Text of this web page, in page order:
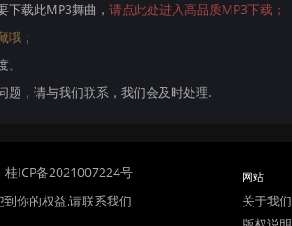
载此MP3舞曲， 请点此处进入高品质MP3下载；
哦 ；
，请与我们联系，我们会及时处理.
桂ICP备2021007224号
你的权益,请联系我们
网站
关于我们